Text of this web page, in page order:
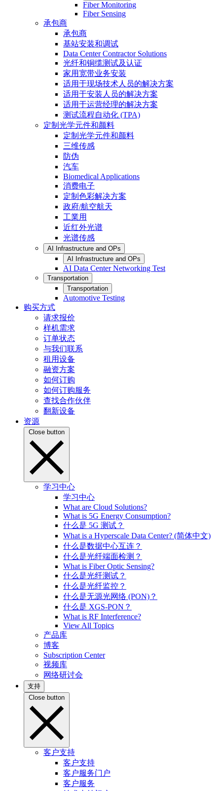
Fiber Monitoring
Fiber Sensing
承包商
承包商
基站安装和调试
Data Center Contractor Solutions
光纤和铜缆测试及认证
家用宽带业务安装
适用于现场技术人员的解决方案
适用于安装人员的解决方案
适用于运营经理的解决方案
测试流程自动化 (TPA)
定制光学元件和颜料
定制光学元件和颜料
三维传感
防伪
汽车
Biomedical Applications
消费电子
定制色彩解决方案
政府/航空航天
工業用
近红外光谱
光谱传感
AI Infrastructure and OPs
AI Infrastructure and OPs
AI Data Center Networking Test
Transportation
Transportation
Automotive Testing
购买方式
请求报价
样机需求
订单状态
与我们联系
租用设备
融资方案
如何订购
如何订购服务
查找合作伙伴
翻新设备
资源
Close button
学习中心
学习中心
What are Cloud Solutions?
What is 5G Energy Consumption?
什么是 5G 测试？
What is a Hyperscale Data Center? (简体中文)
什么是数据中心互连？
什么是光纤端面检测？
What is Fiber Optic Sensing?
什么是光纤测试？
什么是光纤监控？
什么是无源光网络 (PON)？
什么是 XGS-PON？
What is RF Interference?
View All Topics
产品库
博客
Subscription Center
视频库
网络研讨会
支持
Close button
客户支持
客户支持
客户服务门户
客户服务